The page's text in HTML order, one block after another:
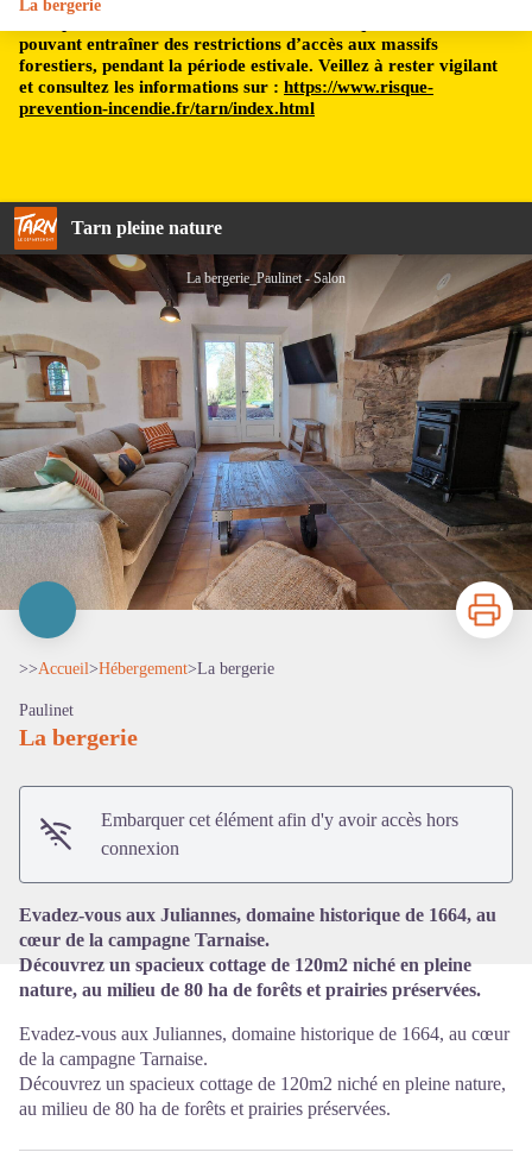
pouvant entraîner des restrictions d’accès aux massifs
forestiers, pendant la période estivale. Veillez à rester vigilant
et consultez les informations sur : https://www.risque-
prevention-incendie.fr/tarn/index.html
Tarn pleine nature
La bergerie
La bergerie_Paulinet - Salon
Imprimer
>>Accueil>Hébergement>La bergerie
Paulinet
La bergerie
Embarquer cet élément afin d'y avoir accès hors
connexion
Evadez-vous aux Juliannes, domaine historique de 1664, au
cœur de la campagne Tarnaise.
Découvrez un spacieux cottage de 120m2 niché en pleine
nature, au milieu de 80 ha de forêts et prairies préservées.
Evadez-vous aux Juliannes, domaine historique de 1664, au cœur
de la campagne Tarnaise.
Découvrez un spacieux cottage de 120m2 niché en pleine nature,
au milieu de 80 ha de forêts et prairies préservées.